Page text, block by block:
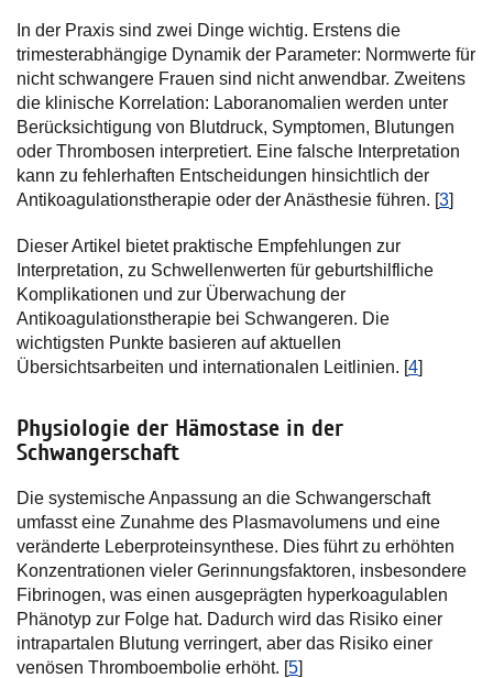
In der Praxis sind zwei Dinge wichtig. Erstens die
trimesterabhängige Dynamik der Parameter: Normwerte für
nicht schwangere Frauen sind nicht anwendbar. Zweitens
die klinische Korrelation: Laboranomalien werden unter
Berücksichtigung von Blutdruck, Symptomen, Blutungen
oder Thrombosen interpretiert. Eine falsche Interpretation
kann zu fehlerhaften Entscheidungen hinsichtlich der
Antikoagulationstherapie oder der Anästhesie führen. [3]
Dieser Artikel bietet praktische Empfehlungen zur
Interpretation, zu Schwellenwerten für geburtshilfliche
Komplikationen und zur Überwachung der
Antikoagulationstherapie bei Schwangeren. Die
wichtigsten Punkte basieren auf aktuellen
Übersichtsarbeiten und internationalen Leitlinien. [4]
Physiologie der Hämostase in der
Schwangerschaft
Die systemische Anpassung an die Schwangerschaft
umfasst eine Zunahme des Plasmavolumens und eine
veränderte Leberproteinsynthese. Dies führt zu erhöhten
Konzentrationen vieler Gerinnungsfaktoren, insbesondere
Fibrinogen, was einen ausgeprägten hyperkoagulablen
Phänotyp zur Folge hat. Dadurch wird das Risiko einer
intrapartalen Blutung verringert, aber das Risiko einer
venösen Thromboembolie erhöht. [5]